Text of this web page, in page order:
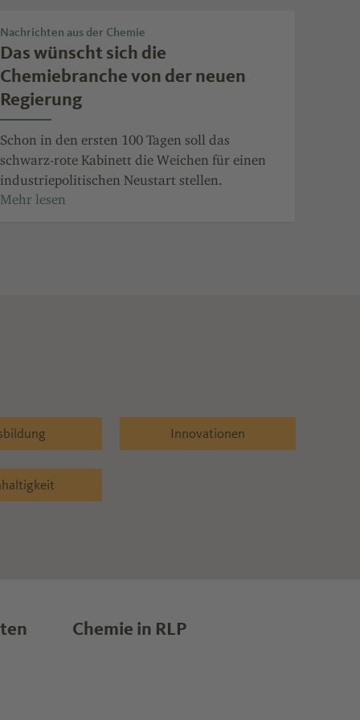
Nachrichten aus der Chemie
Das wünscht sich die
Chemiebranche von der neuen
Regierung
Schon in den ersten 100 Tagen soll das
schwarz-rote Kabinett die Weichen für einen
industriepolitischen Neustart stellen.
Innovationen
Chemie in RLP